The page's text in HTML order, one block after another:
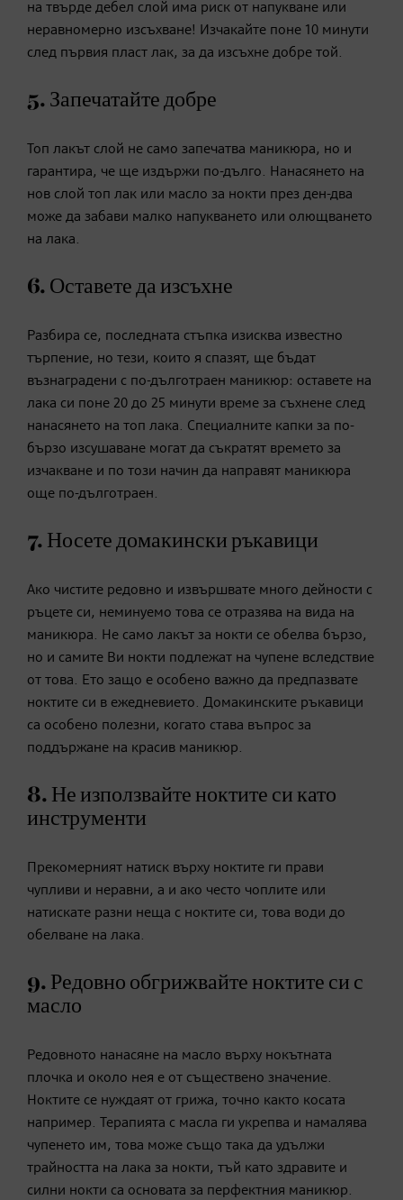
на твърде дебел слой има риск от напукване или
неравномерно изсъхване! Изчакайте поне 10 минути
след първия пласт лак, за да изсъхне добре той.
5. Запечатайте добре
Топ лакът слой не само запечатва маникюра, но и
гарантира, че ще издържи по-дълго. Нанасянето на
нов слой топ лак или масло за нокти през ден-два
може да забави малко напукването или олющването
на лака.
6. Оставете да изсъхне
Разбира се, последната стъпка изисква известно
търпение, но тези, които я спазят, ще бъдат
възнаградени с по-дълготраен маникюр: оставете на
лака си поне 20 до 25 минути време за съхнене след
нанасянето на топ лака. Специалните капки за по-
бързо изсушаване могат да съкратят времето за
изчакване и по този начин да направят маникюра
още по-дълготраен.
7. Носете домакински ръкавици
Ако чистите редовно и извършвате много дейности с
ръцете си, неминуемо това се отразява на вида на
маникюра. Не само лакът за нокти се обелва бързо,
но и самите Ви нокти подлежат на чупене вследствие
от това. Ето защо е особено важно да предпазвате
ноктите си в ежедневието. Домакинските ръкавици
са особено полезни, когато става въпрос за
поддържане на красив маникюр.
8. Не използвайте ноктите си като
инструменти
Прекомерният натиск върху ноктите ги прави
чупливи и неравни, а и ако често чоплите или
натискате разни неща с ноктите си, това води до
обелване на лака.
9. Редовно обгрижвайте ноктите си с
масло
Редовното нанасяне на масло върху нокътната
плочка и около нея е от съществено значение.
Ноктите се нуждаят от грижа, точно както косата
например. Терапията с масла ги укрепва и намалява
чупенето им, това може също така да удължи
трайността на лака за нокти, тъй като здравите и
силни нокти са основата за перфектния маникюр.